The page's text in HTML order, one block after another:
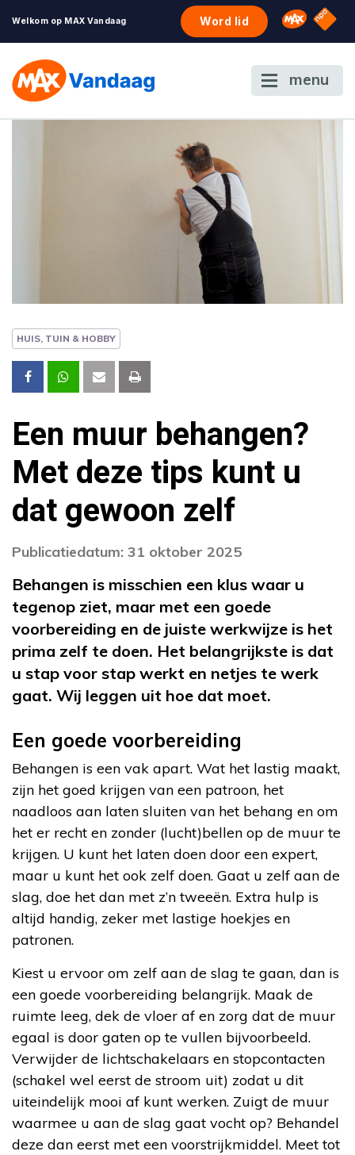
Welkom op MAX Vandaag Word lid Omroep
NPO
menu
HUIS, TUIN & HOBBY
Een muur behangen?
Met deze tips kunt u
dat gewoon zelf
Publicatiedatum: 31 oktober 2025
Behangen is misschien een klus waar u
tegenop ziet, maar met een goede
voorbereiding en de juiste werkwijze is het
prima zelf te doen. Het belangrijkste is dat
u stap voor stap werkt en netjes te werk
gaat. Wij leggen uit hoe dat moet.
Een goede voorbereiding
Behangen is een vak apart. Wat het lastig maakt,
zijn het goed krijgen van een patroon, het
naadloos aan laten sluiten van het behang en om
het er recht en zonder (lucht)bellen op de muur te
krijgen. U kunt het laten doen door een expert,
maar u kunt het ook zelf doen. Gaat u zelf aan de
slag, doe het dan met z’n tweeën. Extra hulp is
altijd handig, zeker met lastige hoekjes en
patronen.
Kiest u ervoor om zelf aan de slag te gaan, dan is
een goede voorbereiding belangrijk. Maak de
ruimte leeg, dek de vloer af en zorg dat de muur
egaal is door gaten op te vullen bijvoorbeeld.
Verwijder de lichtschakelaars en stopcontacten
(schakel wel eerst de stroom uit) zodat u dit
uiteindelijk mooi af kunt werken. Zuigt de muur
waarmee u aan de slag gaat vocht op? Behandel
deze dan eerst met een voorstrijkmiddel. Meet tot